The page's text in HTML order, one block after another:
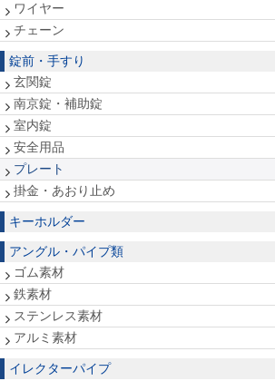
ワイヤー
チェーン
錠前・手すり
玄関錠
南京錠・補助錠
室内錠
安全用品
プレート
掛金・あおり止め
キーホルダー
アングル・パイプ類
ゴム素材
鉄素材
ステンレス素材
アルミ素材
イレクターパイプ